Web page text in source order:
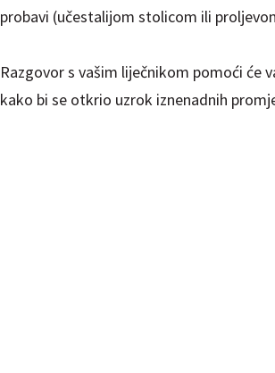
probavi (učestalijom stolicom ili
Razgovor s vašim liječnikom pomoći će
kako bi se otkrio uzrok iznenadnih